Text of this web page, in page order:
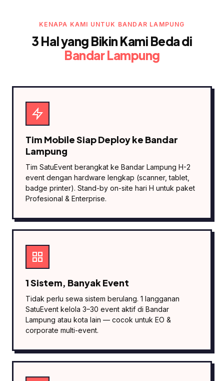
KENAPA KAMI UNTUK BANDAR LAMPUNG
3 Hal yang Bikin Kami Beda di
Bandar Lampung
Tim Mobile Siap Deploy ke Bandar
Lampung
Tim SatuEvent berangkat ke Bandar Lampung H-2
event dengan hardware lengkap (scanner, tablet,
badge printer). Stand-by on-site hari H untuk paket
Profesional & Enterprise.
1 Sistem, Banyak Event
Tidak perlu sewa sistem berulang. 1 langganan
SatuEvent kelola 3–30 event aktif di Bandar
Lampung atau kota lain — cocok untuk EO &
corporate multi-event.